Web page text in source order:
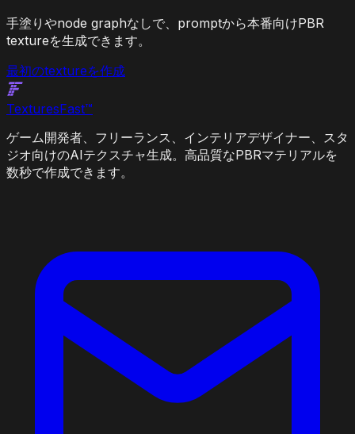
手塗りやnode graphなしで、promptから本番向けPBR
textureを生成できます。
最初のtextureを作成
TexturesFast™
ゲーム開発者、フリーランス、インテリアデザイナー、スタ
ジオ向けのAIテクスチャ生成。高品質なPBRマテリアルを
数秒で作成できます。